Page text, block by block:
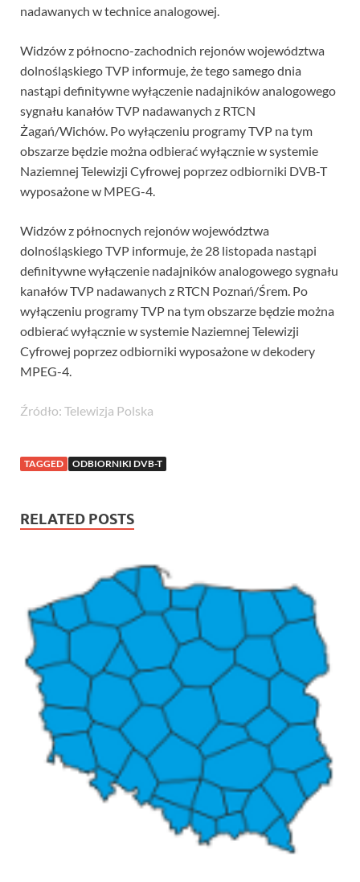
nadawanych w technice analogowej.
Widzów z północno-zachodnich rejonów województwa
dolnośląskiego TVP informuje, że tego samego dnia
nastąpi definitywne wyłączenie nadajników analogowego
sygnału kanałów TVP nadawanych z RTCN
Żagań/Wichów. Po wyłączeniu programy TVP na tym
obszarze będzie można odbierać wyłącznie w systemie
Naziemnej Telewizji Cyfrowej poprzez odbiorniki DVB-T
wyposażone w MPEG-4.
Widzów z północnych rejonów województwa
dolnośląskiego TVP informuje, że 28 listopada nastąpi
definitywne wyłączenie nadajników analogowego sygnału
kanałów TVP nadawanych z RTCN Poznań/Śrem. Po
wyłączeniu programy TVP na tym obszarze będzie można
odbierać wyłącznie w systemie Naziemnej Telewizji
Cyfrowej poprzez odbiorniki wyposażone w dekodery
MPEG-4.
Źródło: Telewizja Polska
TAGGED ODBIORNIKI DVB-T
RELATED POSTS